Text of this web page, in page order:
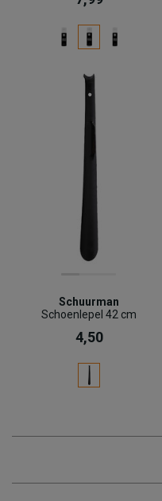
Schuurman
Schoenlepel 42 cm
4,50